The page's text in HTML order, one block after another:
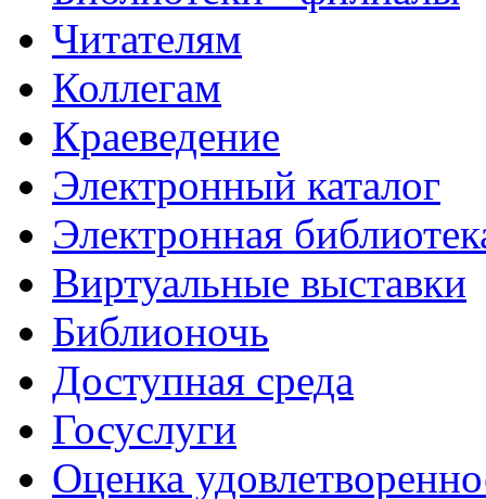
Читателям
Коллегам
Краеведение
Электронный каталог
Электронная
Виртуальные выставки
Библионочь
Доступная среда
Госуслуги
Оценка